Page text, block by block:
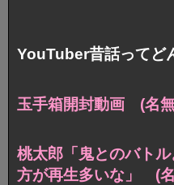
YouTuber昔話ってど
玉手箱開封動画 (名
桃太郎「鬼とのバト
方が再生多いな」 (